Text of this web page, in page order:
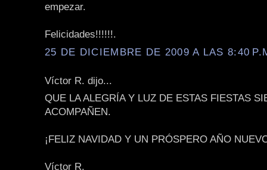
empezar.
Felicidades!!!!!!.
25 DE DICIEMBRE DE 2009 A LAS 8:40
Víctor R. dijo...
QUE LA ALEGRÍA Y LUZ DE ESTAS FIESTAS
ACOMPAÑEN.
¡FELIZ NAVIDAD Y UN PRÓSPERO AÑO
Víctor R.